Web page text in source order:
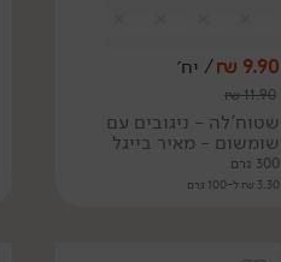
9.90
₪/ יח׳
11.90
₪
שטוח'לה - ניגובים עם
שומשום - מאיר בייגל
300 גרם
3.30 ₪ ל-100 גרם